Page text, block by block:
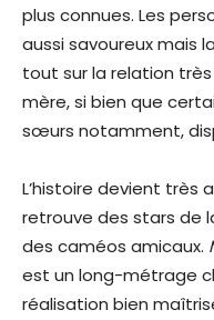
plus connues. Les
aussi savoureux mais
tout sur la relation
mère, si bien que
sœurs notamment,
L’histoire devient très
retrouve des stars de
des caméos amicaux.
est un long-métrage
réalisation bien